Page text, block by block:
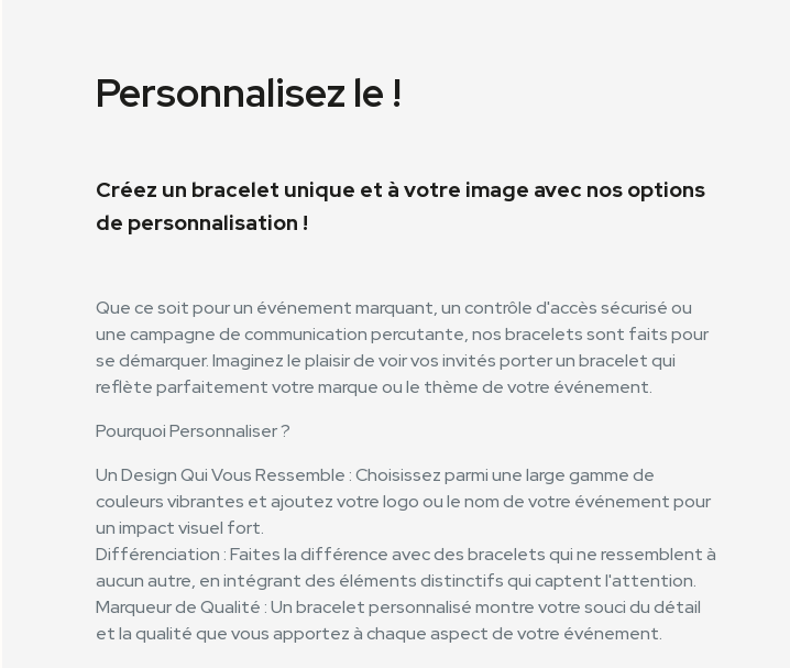
Personnalisez le !
Créez un bracelet unique et à votre image avec nos options
de personnalisation !
Que ce soit pour un événement marquant, un contrôle d'accès sécurisé ou
une campagne de communication percutante, nos bracelets sont faits pour
se démarquer. Imaginez le plaisir de voir vos invités porter un bracelet qui
reflète parfaitement votre marque ou le thème de votre événement.
Pourquoi Personnaliser ?
Un Design Qui Vous Ressemble : Choisissez parmi une large gamme de
couleurs vibrantes et ajoutez votre logo ou le nom de votre événement pour
un impact visuel fort.
Différenciation : Faites la différence avec des bracelets qui ne ressemblent à
aucun autre, en intégrant des éléments distinctifs qui captent l'attention.
Marqueur de Qualité : Un bracelet personnalisé montre votre souci du détail
et la qualité que vous apportez à chaque aspect de votre événement.